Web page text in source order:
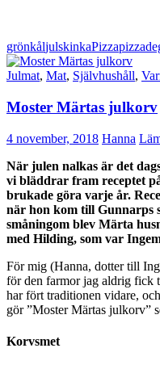
grönkåljulskinkaPizza
Julmat, Mat, Självhushåll,
Moster Märtas julkorv
4 november, 2018 Hanna
När julen nalkas är det
vi bläddrar fram receptet
brukade göra varje år.
när hon kom till Gunnarps
småningom blev Märta
med Hilding, som var
För mig (Hanna, dotter till
för den farmor jag aldrig fick
har fört traditionen vidare,
gör ”Moster Märtas julkorv”
Korvsmet